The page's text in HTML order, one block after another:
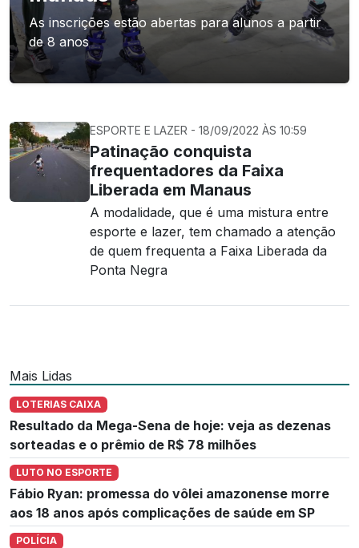
As inscrições estão abertas para alunos a partir
de 8 anos
ESPORTE E LAZER - 18/09/2022 ÀS 10:59
Patinação conquista
frequentadores da Faixa
Liberada em Manaus
A modalidade, que é uma mistura entre
esporte e lazer, tem chamado a atenção
de quem frequenta a Faixa Liberada da
Ponta Negra
Mais Lidas
LOTERIAS CAIXA
Resultado da Mega-Sena de hoje: veja as dezenas
sorteadas e o prêmio de R$ 78 milhões
LUTO NO ESPORTE
Fábio Ryan: promessa do vôlei amazonense morre
aos 18 anos após complicações de saúde em SP
POLÍCIA